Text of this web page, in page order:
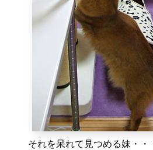
それを呆れて見つめる妹・